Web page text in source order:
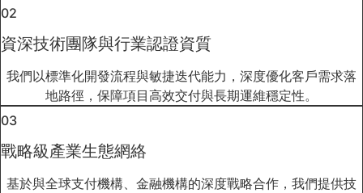
02
資深技術團隊與行業認證資質
我們以標準化開發流程與敏捷迭代能力，深度優化客戶需求落
地路徑，保障項目高效交付與長期運維穩定性。
03
戰略級產業生態網絡
基於與全球支付機構、金融機構的深度戰略合作，我們提供技